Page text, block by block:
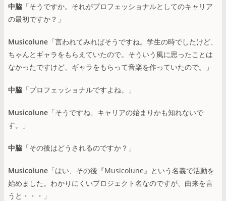
中脇 「そうですか。それがプロフェッショナルとしてのキャリア
の最初ですか？」
Musicolune 「言われてみればそうですね。学生の時でしたけど、
ちゃんとギャラをもらえていたので。そういう風に思ったことは
なかったですけど、ギャラをもらって音楽を作っていたので。」
中脇 「プロフェッショナルですよね。」
Musicolune 「そうですね、キャリアの始まりかも知れないで
す。」
中脇 「その後はどうされるのですか？」
Musicolune 「はい、その後『Musicolune』という名義で活動を
始めました。わかりにくいプロジェクト名なのですが、由来を言
うと・・・」